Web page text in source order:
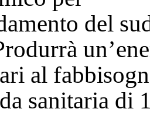
del
al
sanitaria di